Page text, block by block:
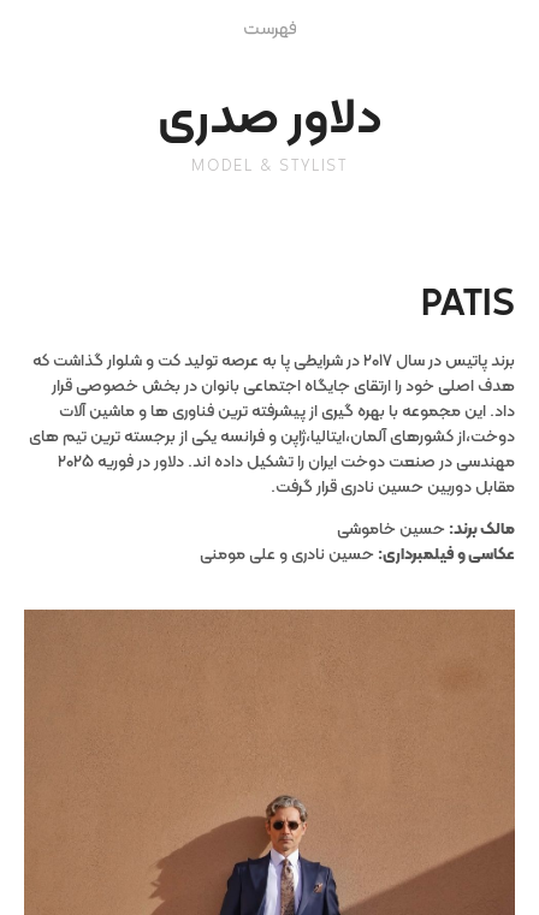
دلاور صدری
MODEL & STYLIST
PATIS
برند پاتیس در سال ۲۰۱۷ در شرایطی پا به عرصه تولید کت و شلوار گذاشت که
هدف اصلی خود را ارتقای جایگاه اجتماعی بانوان در بخش خصوصی قرار
داد. این مجموعه با بهره گیری از پیشرفته ترین فناوری ها و ماشین آلات
دوخت،از کشورهای آلمان،ایتالیا،ژاپن و فرانسه یکی از برجسته ترین تیم های
مهندسی در صنعت دوخت ایران را تشکیل داده اند. دلاور در فوریه ۲۰۲۵
مقابل دوربین حسین نادری قرار گرفت.
مالک برند:حسین خاموشی
عکاسی و فیلمبرداری:حسین نادری و علی مومنی